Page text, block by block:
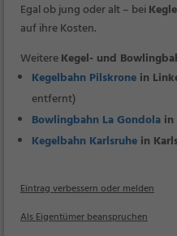
Egal ob jung oder alt – bei
auf ihre Kosten.
WeitereKegel- und
Kegelbahn Pilskrone in
entfernt)
Bowlingbahn La Gondola in
Kegelbahn Karlsruhe in
Eintrag verbessern oder melden
Als Eigentümer beanspruchen